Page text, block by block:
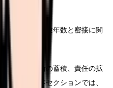
推移は、経験年数と密接に関
向上、技術の蓄積、責任の拡
きます。本セクションでは、